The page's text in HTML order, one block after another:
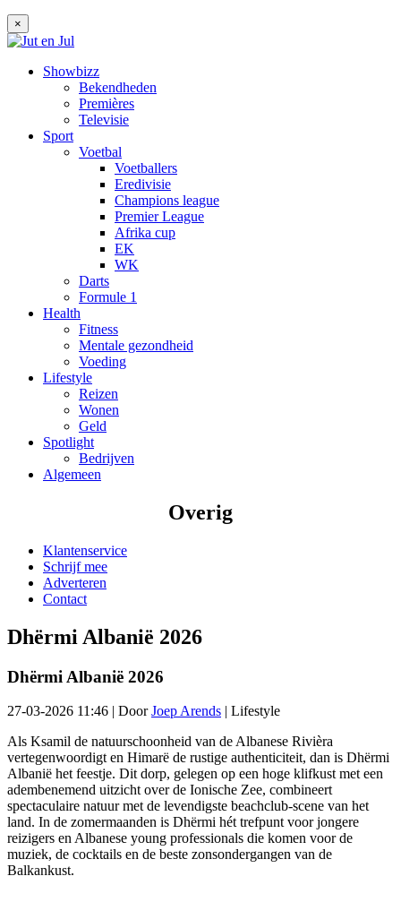
×
Showbizz
Bekendheden
Premières
Televisie
Sport
Voetbal
Voetballers
Eredivisie
Champions league
Premier League
Afrika cup
EK
WK
Darts
Formule 1
Health
Fitness
Mentale gezondheid
Voeding
Lifestyle
Reizen
Wonen
Geld
Spotlight
Bedrijven
Algemeen
Overig
Klantenservice
Schrijf mee
Adverteren
Contact
Dhërmi Albanië 2026
Dhërmi Albanië 2026
27-03-2026 11:46 | DoorJoep Arends | Lifestyle
Als Ksamil de natuurschoonheid van de Albanese Rivièra
vertegenwoordigt en Himarë de rustige authenticiteit, dan is Dhërmi
Albanië het feestje. Dit dorp, gelegen op een hoge klifkust met een
adembenemend uitzicht over de Ionische Zee, combineert
spectaculaire natuur met de levendigste beachclub-scene van het
land. In de zomermaanden is Dhërmi hét trefpunt voor jongere
reizigers en Albanese young professionals die komen voor de
muziek, de cocktails en de beste zonsondergangen van de
Balkankust.